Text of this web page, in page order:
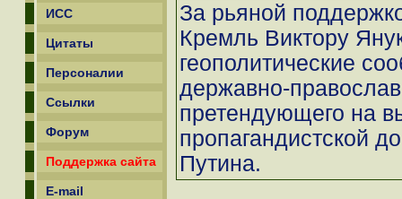
ИСС
Цитаты
Персоналии
Ссылки
Форум
Поддержка сайта
E-mail
За рьяной
Кремль Виктору
геополитические
державно-
претендующего на
пропагандистской
Путина.